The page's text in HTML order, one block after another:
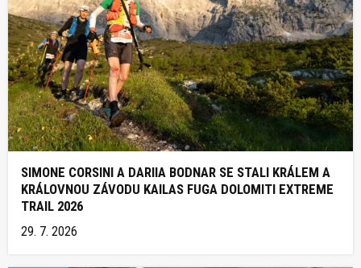
SIMONE CORSINI A DARIIA BODNAR SE STALI KRÁLEM A
KRÁLOVNOU ZÁVODU KAILAS FUGA DOLOMITI EXTREME
TRAIL 2026
29. 7. 2026